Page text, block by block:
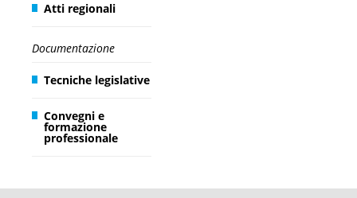
Atti regionali
Documentazione
Tecniche legislative
Convegni e
formazione
professionale